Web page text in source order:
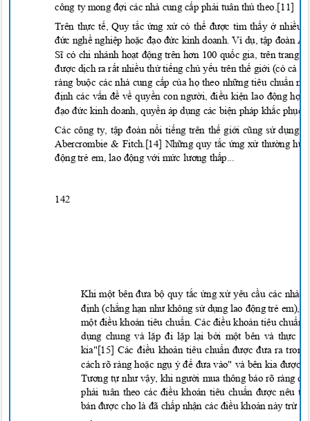
công ty mong đợi các nhà cung cấp phải tuân thủtheo.[1 1]
Trên thực tế, Quy tắc ứng xử có thể được tìm thấy ở nhiều
đức nghề nghiệp hoặc đạo đức kinh doanh. Ví dụ, tập đoàn
Sĩ có chi nhánh hoạt động trên hơn 100 quốc gia, trên trang
được dịch rarất nhiều thứtiếng chủyếu trên thế giới (có cả
ràng buộc các nhà cung cấp của họtheo những tiêu chuẩn nh
định các vấn đềvềquyền con người, điều kiện lao động hợ
đạo đức kinh doanh, quyền ápdụng các biện pháp khắc phụ
Các công ty, tập đoàn nổi tiếng trên thế giới cũng sửdụng
Abercrombie & Fitch.[14] Những quy tắc ứng xử thường
động trẻ em, lao động với mức lương thấp...
142
Khi một bên đưa bộ quy tắc ứng xử yêu cầu các nhà
định (chẳng hạn như không sử dụng lao động trẻ em),
một điều khoản tiêu chuẩn. Các điều khoản tiêu chuẩn
dụng chung và lặp đi lặp lại bởi một bên và thực t
kia"[15] Các điều khoản tiêu chuẩn được đưa ra
cách rõ ràng hoặc ngụ ý để đưa vào" và bên kia được
Tương tự như vậy, khi người mua thông báo rõ ràng
phải tuân theo các điều khoản tiêu chuẩn được nêu
bán được cho là đã chấp nhận các điều khoản này trừ